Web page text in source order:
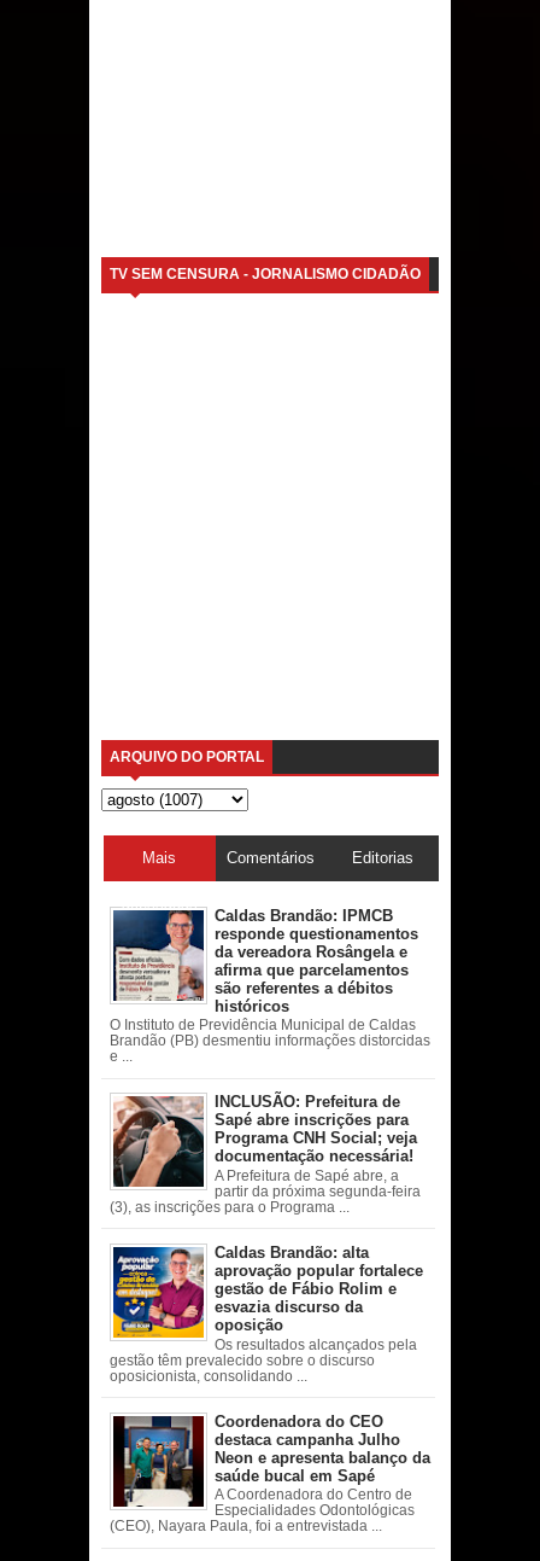
TV SEM CENSURA - JORNALISMO CIDADÃO
ARQUIVO DO PORTAL
Mais
acessadas
Comentários Editorias
Caldas Brandão: IPMCB
responde questionamentos
da vereadora Rosângela e
afirma que parcelamentos
são referentes a débitos
históricos
O Instituto de Previdência Municipal de Caldas
Brandão (PB) desmentiu informações distorcidas
e ...
INCLUSÃO: Prefeitura de
Sapé abre inscrições para
Programa CNH Social; veja
documentação necessária!
A Prefeitura de Sapé abre, a
partir da próxima segunda-feira
(3), as inscrições para o Programa ...
Caldas Brandão: alta
aprovação popular fortalece
gestão de Fábio Rolim e
esvazia discurso da
oposição
Os resultados alcançados pela
gestão têm prevalecido sobre o discurso
oposicionista, consolidando ...
Coordenadora do CEO
destaca campanha Julho
Neon e apresenta balanço da
saúde bucal em Sapé
A Coordenadora do Centro de
Especialidades Odontológicas
(CEO), Nayara Paula, foi a entrevistada ...